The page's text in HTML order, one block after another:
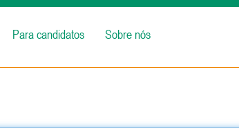
Para candidatos Sobre nós